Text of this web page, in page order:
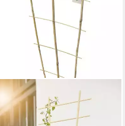
WINDHAGER
Rankhilfe Rankgitter 90 x 35
cm